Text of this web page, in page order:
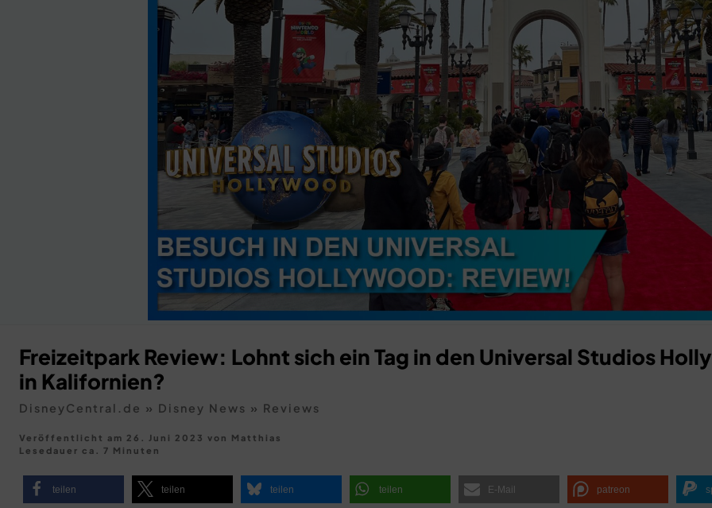
Freizeitpark Review: Lohnt sich ein Tag in den Universal Studios
in Kalifornien?
DisneyCentral.de » Disney News » Reviews
Veröffentlicht am 26. Juni 2023 von Matthias
Lesedauer ca. 7 Minuten
teilen teilen teilen teilen E-Mail patreon